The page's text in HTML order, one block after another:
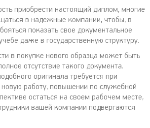
приобрести настоящий диплом, многие
в надежные компании, чтобы, в
показать свое документальное
даже в государственную структуру.
в покупке нового образца может быть
отсутствие такого документа.
оригинала требуется при
новую работу, повышении по служебной
остаться на своем рабочем месте,
вашей компании подвергаются